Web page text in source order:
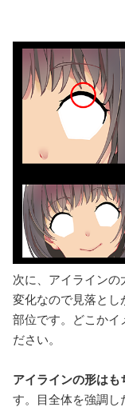
次に、アイライン
変化なので見落とし
部位です。どこかイ
ださい。
アイラインの形は
す。目全体を強調し